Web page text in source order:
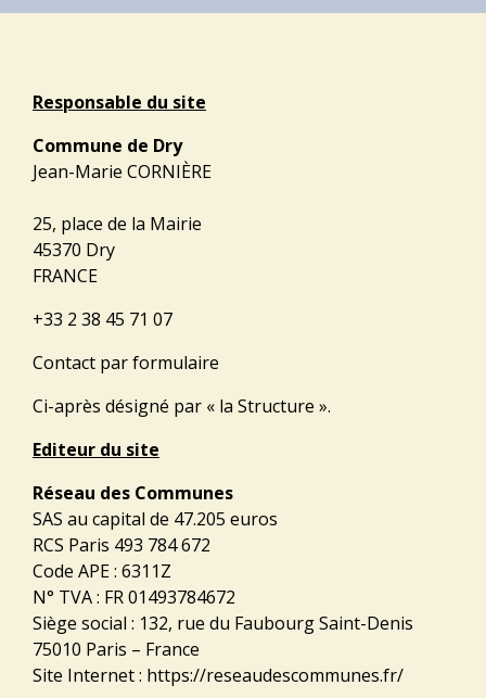
Responsable du site
Commune de Dry
Jean-Marie CORNIÈRE
25, place de la Mairie
45370 Dry
FRANCE
+33 2 38 45 71 07
Contact par formulaire
Ci-après désigné par « la Structure ».
Editeur du site
Réseau des Communes
SAS au capital de 47.205 euros
RCS Paris 493 784 672
Code APE : 6311Z
N° TVA : FR 01493784672
Siège social : 132, rue du Faubourg Saint-Denis
75010 Paris – France
Site Internet : https://reseaudescommunes.fr/